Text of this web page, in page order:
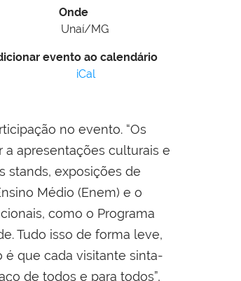
Onde
Unaí/MG
evento ao calendário
iCal
no evento. “Os
a apresentações culturais e
stands, exposições de
Médio (Enem) e o
como o Programa
Tudo isso de forma leve,
é que cada visitante sinta-
de todos e para todos”,